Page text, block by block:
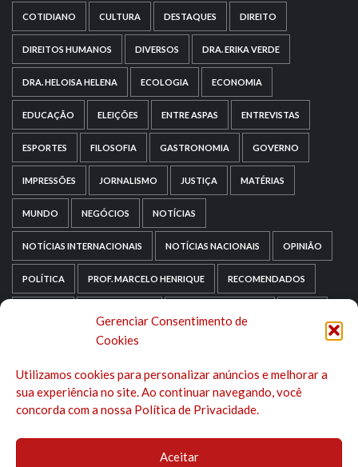
Gerenciar Consentimento de
Cookies
Utilizamos cookies para personalizar anúncios e melhorar a
sua experiência no site. Ao continuar navegando, você
concorda com a nossa Política de Privacidade.
Aceitar
COTIDIANO CULTURA DESTAQUES DIREITO
DIREITOS HUMANOS DIVERSOS DRA. ERIKA VERDE
DRA. HELOISA HELENA ECOLOGIA ECONOMIA
EDUCAÇÃO ELEIÇÕES ENTRE ASPAS ENTREVISTAS
ESPORTES FILOSOFIA GASTRONOMIA GOVERNO
IMPRESSÕES JORNALISMO JUSTIÇA MATÉRIAS
MUNDO NEGÓCIOS NOTÍCIAS
NOTÍCIAS INTERNACIONAIS NOTÍCIAS NACIONAIS OPINIÃO
POLÍTICA PROF. MARCELO HENRIQUE RECOMENDADOS
SEM CATEGORIA
TECNOLOGIA TRIPADVISOR TURISMO